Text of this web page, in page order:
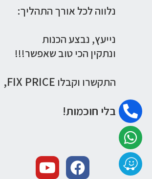
נלווה לכל אורך התהליך:
נייעץ, נבצע הכנות
ונתקין הכי טוב שאפשר!!!
התקשרו וקבלו FIX PRICE,
בלי חוכמות!